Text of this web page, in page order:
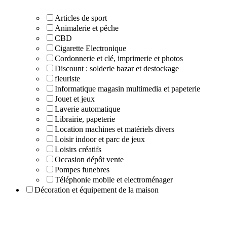
Articles de sport
Animalerie et pêche
CBD
Cigarette Electronique
Cordonnerie et clé, imprimerie et photos
Discount : solderie bazar et destockage
fleuriste
Informatique magasin multimedia et papeterie
Jouet et jeux
Laverie automatique
Librairie, papeterie
Location machines et matériels divers
Loisir indoor et parc de jeux
Loisirs créatifs
Occasion dépôt vente
Pompes funebres
Téléphonie mobile et electroménager
Décoration et équipement de la maison